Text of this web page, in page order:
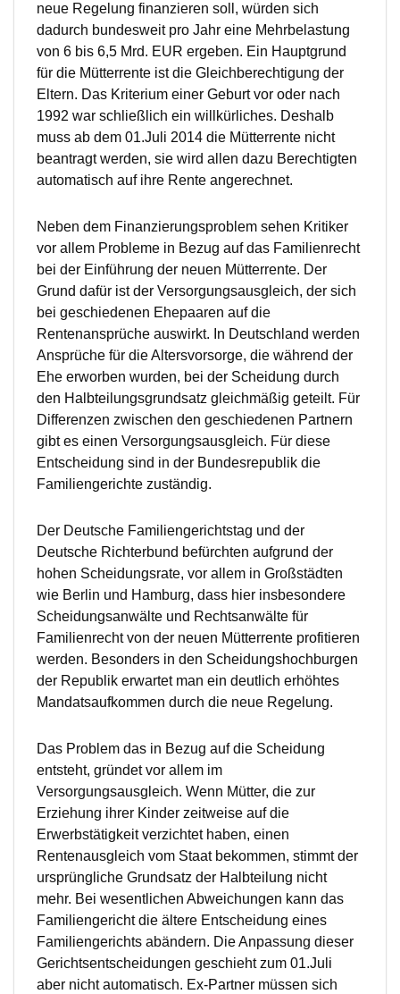
neue Regelung finanzieren soll, würden sich
dadurch bundesweit pro Jahr eine Mehrbelastung
von 6 bis 6,5 Mrd. EUR ergeben. Ein Hauptgrund
für die Mütterrente ist die Gleichberechtigung der
Eltern. Das Kriterium einer Geburt vor oder nach
1992 war schließlich ein willkürliches. Deshalb
muss ab dem 01.Juli 2014 die Mütterrente nicht
beantragt werden, sie wird allen dazu Berechtigten
automatisch auf ihre Rente angerechnet.
Neben dem Finanzierungsproblem sehen Kritiker
vor allem Probleme in Bezug auf das Familienrecht
bei der Einführung der neuen Mütterrente. Der
Grund dafür ist der Versorgungsausgleich, der sich
bei geschiedenen Ehepaaren auf die
Rentenansprüche auswirkt. In Deutschland werden
Ansprüche für die Altersvorsorge, die während der
Ehe erworben wurden, bei der Scheidung durch
den Halbteilungsgrundsatz gleichmäßig geteilt. Für
Differenzen zwischen den geschiedenen Partnern
gibt es einen Versorgungsausgleich. Für diese
Entscheidung sind in der Bundesrepublik die
Familiengerichte zuständig.
Der Deutsche Familiengerichtstag und der
Deutsche Richterbund befürchten aufgrund der
hohen Scheidungsrate, vor allem in Großstädten
wie Berlin und Hamburg, dass hier insbesondere
Scheidungsanwälte und Rechtsanwälte für
Familienrecht von der neuen Mütterrente profitieren
werden. Besonders in den Scheidungshochburgen
der Republik erwartet man ein deutlich erhöhtes
Mandatsaufkommen durch die neue Regelung.
Das Problem das in Bezug auf die Scheidung
entsteht, gründet vor allem im
Versorgungsausgleich. Wenn Mütter, die zur
Erziehung ihrer Kinder zeitweise auf die
Erwerbstätigkeit verzichtet haben, einen
Rentenausgleich vom Staat bekommen, stimmt der
ursprüngliche Grundsatz der Halbteilung nicht
mehr. Bei wesentlichen Abweichungen kann das
Familiengericht die ältere Entscheidung eines
Familiengerichts abändern. Die Anpassung dieser
Gerichtsentscheidungen geschieht zum 01.Juli
aber nicht automatisch. Ex-Partner müssen sich